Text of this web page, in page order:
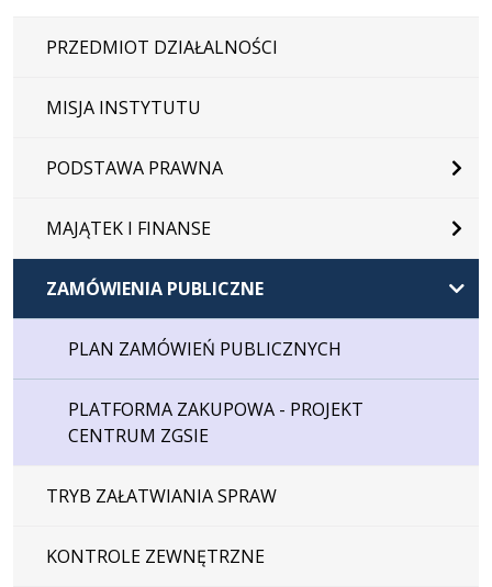
PRZEDMIOT DZIAŁALNOŚCI
MISJA INSTYTUTU
PODSTAWA PRAWNA
MAJĄTEK I FINANSE
ZAMÓWIENIA PUBLICZNE
PLAN ZAMÓWIEŃ PUBLICZNYCH
PLATFORMA ZAKUPOWA - PROJEKT
CENTRUM ZGSIE
TRYB ZAŁATWIANIA SPRAW
KONTROLE ZEWNĘTRZNE